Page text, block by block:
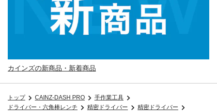
カインズの新商品・新着商品
トップ CAINZ-DASH PRO
手作業工具
ドライバー・六角棒レンチ
精密ドライバー
精密ドライバー